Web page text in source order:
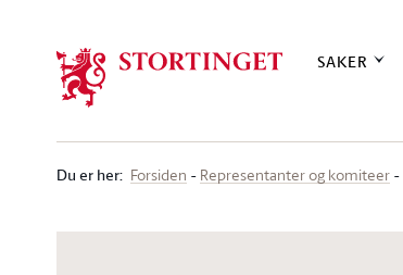
SAKER
Du er her: Forsiden Representanter og komiteer